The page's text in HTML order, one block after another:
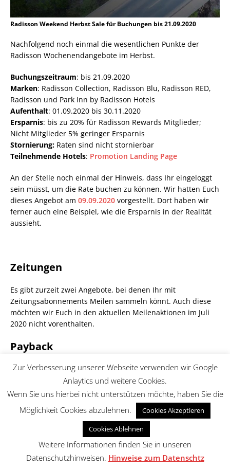
Radisson Weekend Herbst Sale für Buchungen bis 21.09.2020
Nachfolgend noch einmal die wesentlichen Punkte der
Radisson Wochenendangebote im Herbst.
Buchungszeitraum: bis 21.09.2020
Marken: Radisson Collection, Radisson Blu, Radisson RED,
Radisson und Park Inn by Radisson Hotels
Aufenthalt: 01.09.2020 bis 30.11.2020
Ersparnis: bis zu 20% für Radisson Rewards Mitglieder;
Nicht Mitglieder 5% geringer Ersparnis
Stornierung: Raten sind nicht stornierbar
Teilnehmende Hotels: Promotion Landing Page
An der Stelle noch einmal der Hinweis, dass Ihr eingeloggt
sein müsst, um die Rate buchen zu können. Wir hatten Euch
dieses Angebot am 09.09.2020 vorgestellt. Dort haben wir
ferner auch eine Beispiel, wie die Ersparnis in der Realität
aussieht.
Zeitungen
Es gibt zurzeit zwei Angebote, bei denen Ihr mit
Zeitungsabonnements Meilen sammeln könnt. Auch diese
möchten wir Euch in den aktuellen Meilenaktionen im Juli
2020 nicht vorenthalten.
Payback
Wir haben uns entschlossen mit Beginn der Übersicht über
die aktuellen Meilenaktionen im Juni 2020 Euch Payback
Aktionen in einem eigenen Bereich vorzustellen.
Gegenwärtig gibt es hier aber – abgesehen von den
regulären Aktionen auf der Homepage von Payback – keine
besonderen Aktion in Zusammenhang mit dem Sammeln
von Punkten und Meilen.
Kreditkarten
Zur Verbesserung unserer Webseite verwenden wir Google
Anlaytics und weitere Cookies.
Wenn Sie uns hierbei nicht unterstützen möchte, haben Sie die
Möglichkeit Cookies abzulehnen.
Cookies Akzeptieren
Cookies Ablehnen
Weitere Informationen finden Sie in unseren
Datenschutzhinweisen. Hinweise zum Datenschtz